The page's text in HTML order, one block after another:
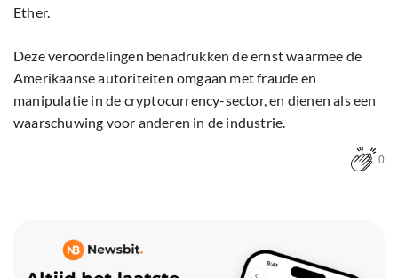
Ether.
Deze veroordelingen benadrukken de ernst waarmee de
Amerikaanse autoriteiten omgaan met fraude en
manipulatie in de cryptocurrency-sector, en dienen als een
waarschuwing voor anderen in de industrie.
0